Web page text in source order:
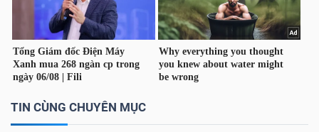
TIN CÙNG CHUYÊN MỤC
CHÍNH
CÁ
NHÂN